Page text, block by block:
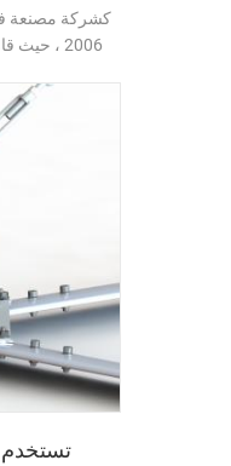
2006 ،
لمراوح
والمراوح
وقوف
توفير الطاقة.
، منتجاتنا
وجنوب آسيا